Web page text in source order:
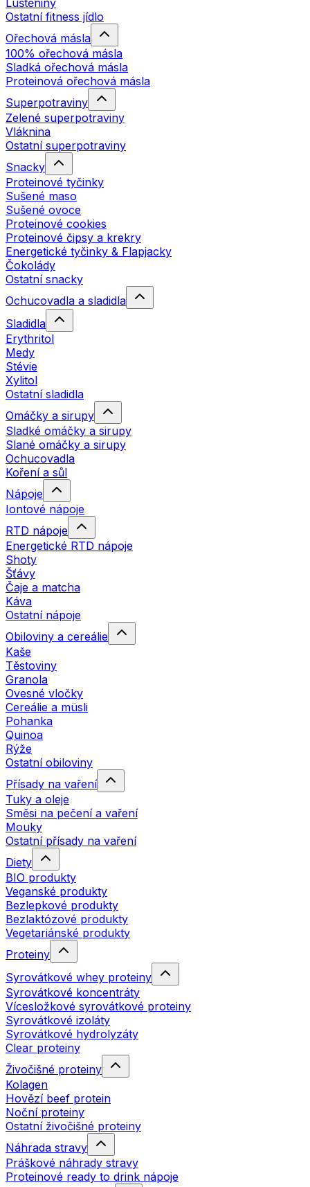
Luštěniny
Ostatní fitness jídlo
Ořechová másla
100% ořechová másla
Sladká ořechová másla
Proteinová ořechová másla
Superpotraviny
Zelené superpotraviny
Vláknina
Ostatní superpotraviny
Snacky
Proteinové tyčinky
Sušené maso
Sušené ovoce
Proteinové cookies
Proteinové čipsy a krekry
Energetické tyčinky & Flapjacky
Čokolády
Ostatní snacky
Ochucovadla a sladidla
Sladidla
Erythritol
Medy
Stévie
Xylitol
Ostatní sladidla
Omáčky a sirupy
Sladké omáčky a sirupy
Slané omáčky a sirupy
Ochucovadla
Koření a sůl
Nápoje
Iontové nápoje
RTD nápoje
Energetické RTD nápoje
Shoty
Šťávy
Čaje a matcha
Káva
Ostatní nápoje
Obiloviny a cereálie
Kaše
Těstoviny
Granola
Ovesné vločky
Cereálie a müsli
Pohanka
Quinoa
Rýže
Ostatní obiloviny
Přísady na vaření
Tuky a oleje
Směsi na pečení a vaření
Mouky
Ostatní přísady na vaření
Diety
BIO produkty
Veganské produkty
Bezlepkové produkty
Bezlaktózové produkty
Vegetariánské produkty
Proteiny
Syrovátkové whey proteiny
Syrovátkové koncentráty
Vícesložkové syrovátkové proteiny
Syrovátkové izoláty
Syrovátkové hydrolyzáty
Clear proteiny
Živočišné proteiny
Kolagen
Hovězí beef protein
Noční proteiny
Ostatní živočišné proteiny
Náhrada stravy
Práškové náhrady stravy
Proteinové ready to drink nápoje